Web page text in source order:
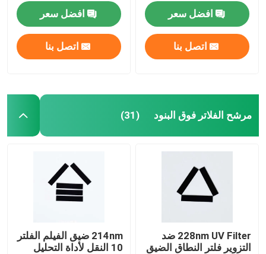
افضل سعر
اتصل بنا
افضل سعر
اتصل بنا
مرشح الفلاتر فوق البنود (31)
228nm UV Filter ضد
التزوير فلتر النطاق الضيق
214nm ضيق الفيلم الفلتر
10 النقل لأداة التحليل